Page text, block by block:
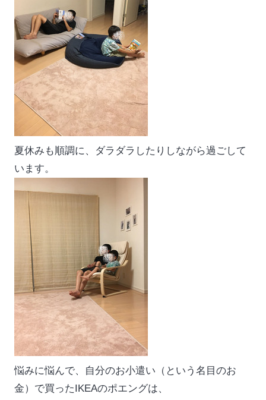
夏休みも順調に、ダラダラしたりしながら過ごして
います。
悩みに悩んで、自分のお小遣い（という名目のお
金）で買ったIKEAのポエングは、